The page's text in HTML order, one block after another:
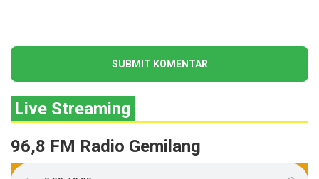
Live Streaming
96,8 FM Radio Gemilang